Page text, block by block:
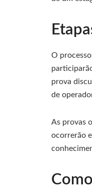
O
prova
de
As provas
ocorrerão